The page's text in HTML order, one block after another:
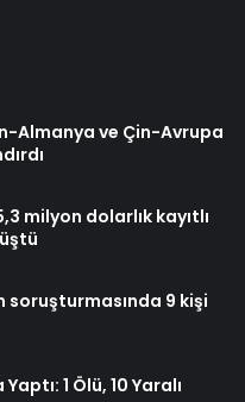
Almanya ve Çin-Avrupa
milyon dolarlık kayıtlı
soruşturmasında 9 kişi
1 Ölü, 10 Yaralı